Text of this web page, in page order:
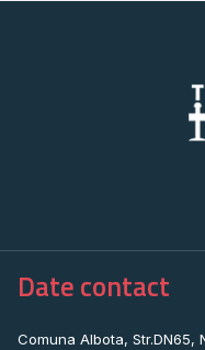
Date contact
Comuna Albota, Str.DN65,